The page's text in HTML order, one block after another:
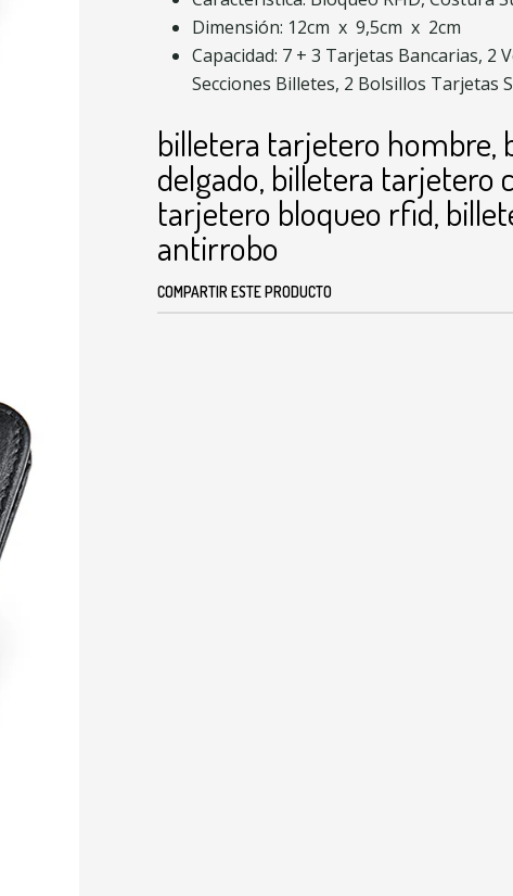
Dimensión: 12cm x 9,5cm x 2cm
Capacidad: 7 + 3 Tarjetas Bancarias, 2
Secciones Billetes, 2 Bolsillos Tarjetas
billetera tarjetero hombre,
delgado, billetera tarjetero
tarjetero bloqueo rfid,
antirrobo
COMPARTIR ESTE PRODUCTO